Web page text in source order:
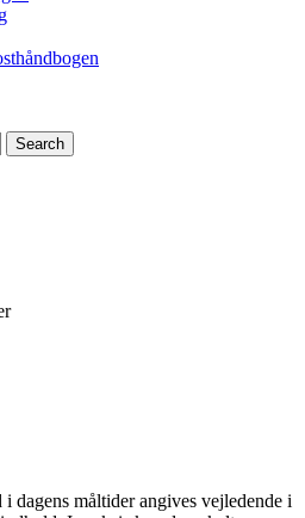
Search
dagens måltider angives vejledende i